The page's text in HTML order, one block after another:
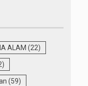
ALAM (22)
(59)